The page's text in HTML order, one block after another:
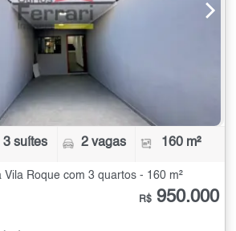
3 suítes 2 vagas 160 m²
Vila Roque com 3 quartos - 160 m²
R$ 950.000